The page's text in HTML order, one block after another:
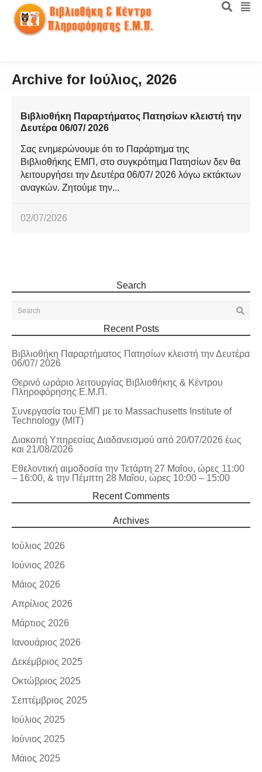
Archive for Ιούλιος, 2026
Βιβλιοθήκη Παραρτήματος Πατησίων κλειστή την
Δευτέρα 06/07/ 2026
Σας ενημερώνουμε ότι το Παράρτημα της
Βιβλιοθήκης ΕΜΠ, στο συγκρότημα Πατησίων δεν θα
λειτουργήσει την Δευτέρα 06/07/ 2026 λόγω εκτάκτων
αναγκών. Ζητούμε την...
02/07/2026
Search
Recent Posts
Βιβλιοθήκη Παραρτήματος Πατησίων κλειστή την Δευτέρα
06/07/ 2026
Θερινό ωράριο λειτουργίας Βιβλιοθήκης & Κέντρου
Πληροφόρησης Ε.Μ.Π.
Συνεργασία του ΕΜΠ με το Massachusetts Institute of
Technology (MIT)
Διακοπή Υπηρεσίας Διαδανεισμού από 20/07/2026 έως
και 21/08/2026
Εθελοντική αιμοδοσία την Τετάρτη 27 Μαΐου, ώρες 11:00
– 16:00, & την Πέμπτη 28 Μαΐου, ώρες 10:00 – 15:00
Recent Comments
Archives
Ιούλιος 2026
Ιούνιος 2026
Μάιος 2026
Απρίλιος 2026
Μάρτιος 2026
Ιανουάριος 2026
Δεκέμβριος 2025
Οκτώβριος 2025
Σεπτέμβριος 2025
Ιούλιος 2025
Ιούνιος 2025
Μάιος 2025